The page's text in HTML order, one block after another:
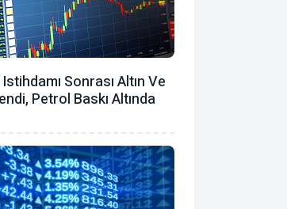
Sonrası Altın Ve
Petrol Baskı Altında